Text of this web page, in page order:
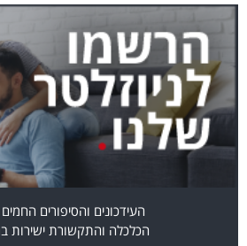
העידכונים והסיפורים
הכלכלה והתקשורת ישירות